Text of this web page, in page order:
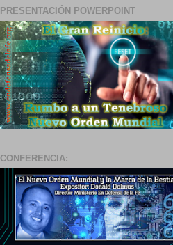
PRESENTACIÓN POWERPOINT
CONFERENCIA: